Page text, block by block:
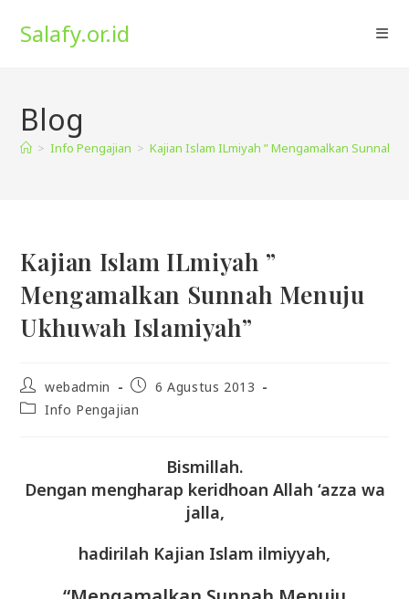
Salafy.or.id
Blog
> Info Pengajian > Kajian Islam ILmiyah ” Mengamalkan Sunnah
Kajian Islam ILmiyah ”
Mengamalkan Sunnah Menuju
Ukhuwah Islamiyah”
Post
author:
webadmin
Post6 Agustus 2013
PostInfo Pengajian
Bismillah.
Dengan mengharap keridhoan Allah ‘azza wa
jalla,
hadirilah Kajian Islam ilmiyyah,